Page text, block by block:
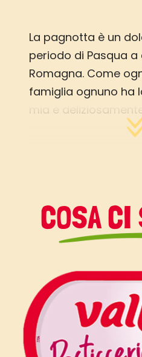
La pagnotta è un
periodo di Pasqua a
Romagna. Come
famiglia ognuno ha
mia è
farina semintegrale
COSA